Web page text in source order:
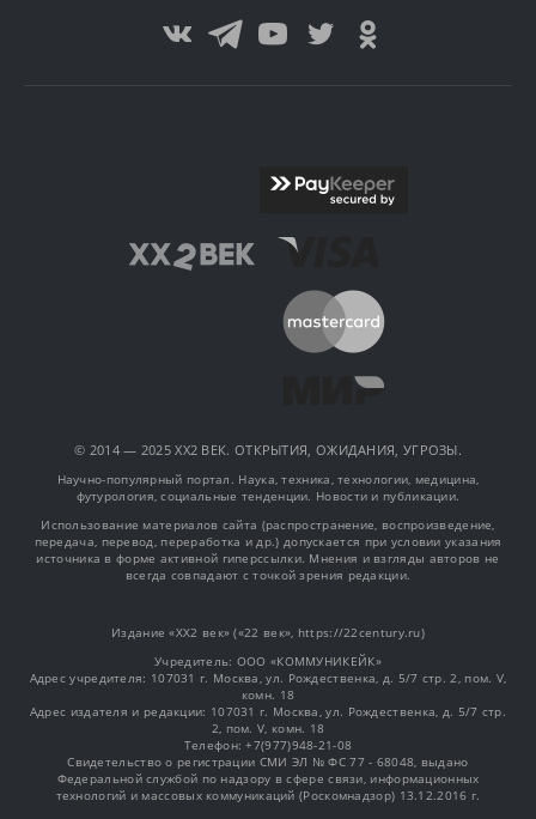
© 2014 — 2025 XX2 ВЕК. ОТКРЫТИЯ, ОЖИДАНИЯ, УГРОЗЫ.
Научно-популярный портал. Наука, техника, технологии, медицина,
футурология, социальные тенденции. Новости и публикации.
Использование материалов сайта (распространение, воспроизведение,
передача, перевод, переработка и др.) допускается при условии указания
источника в форме активной гиперссылки. Мнения и взгляды авторов не
всегда совпадают с точкой зрения редакции.
Издание «XX2 век» («22 век», https://22century.ru)
Учредитель: OOO «КОММУНИКЕЙК»
Адрес учредителя: 107031 г. Москва, ул. Рождественка, д. 5/7 стр. 2, пом. V,
комн. 18
Адрес издателя и редакции: 107031 г. Москва, ул. Рождественка, д. 5/7 стр.
2, пом. V, комн. 18
Телефон: +7(977)948-21-08
Свидетельство о регистрации СМИ ЭЛ № ФС 77 - 68048, выдано
Федеральной службой по надзору в сфере связи, информационных
технологий и массовых коммуникаций (Роскомнадзор) 13.12.2016 г.